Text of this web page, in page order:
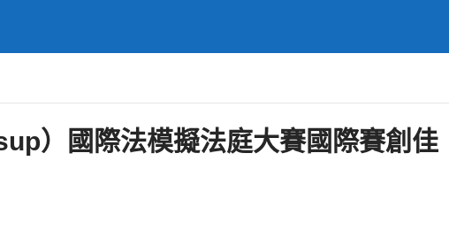
）國際法模擬法庭大賽國際賽創佳